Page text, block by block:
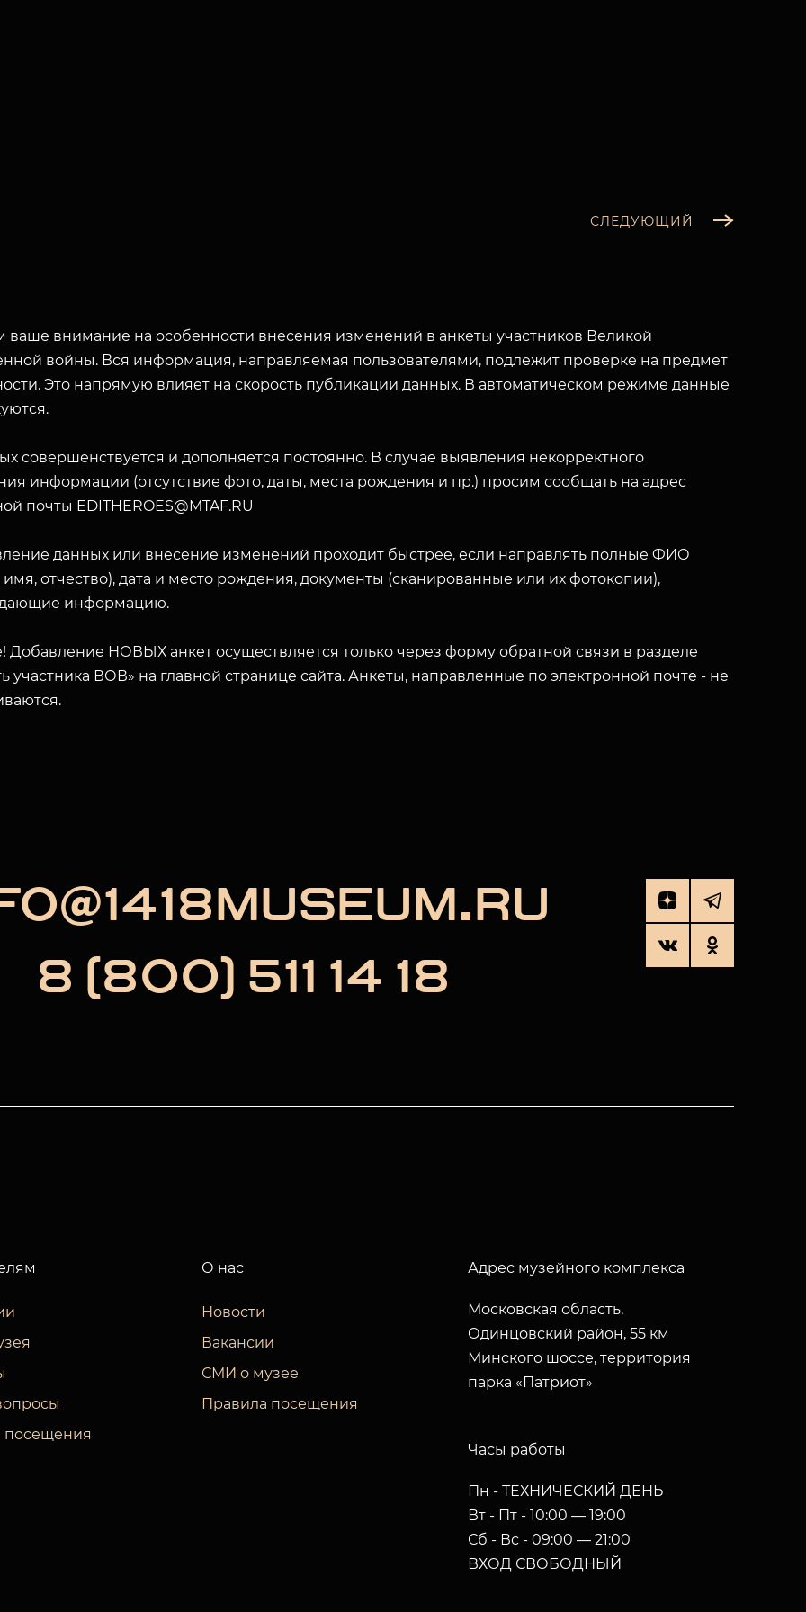
СЛЕДУЮЩИЙ
внимание на особенности внесения изменений в анкеты участников Великой
войны. Вся информация, направляемая пользователями, подлежит проверке на предмет
Это напрямую влияет на скорость публикации данных. В автоматическом режиме данные
совершенствуется и дополняется постоянно. В случае выявления некорректного
информации (отсутствие фото, даты, места рождения и пр.) просим сообщать на адрес
почты EDITHEROES@MTAF.RU
данных или внесение изменений проходит быстрее, если направлять полные ФИО
отчество), дата и место рождения, документы (сканированные или их фотокопии),
информацию.
Добавление НОВЫХ анкет осуществляется только через форму обратной связи в разделе
участника ВОВ» на главной странице сайта. Анкеты, направленные по электронной почте - не
8 (800) 511 14 18
посещения
О нас
Новости
Вакансии
СМИ о музее
Правила посещения
Адрес музейного комплекса
Московская область,
Одинцовский район, 55 км
Минского шоссе, территория
парка «Патриот»
Часы работы
Пн - ТЕХНИЧЕСКИЙ ДЕНЬ
Вт - Пт - 10:00 — 19:00
Сб - Вс - 09:00 — 21:00
ВХОД СВОБОДНЫЙ